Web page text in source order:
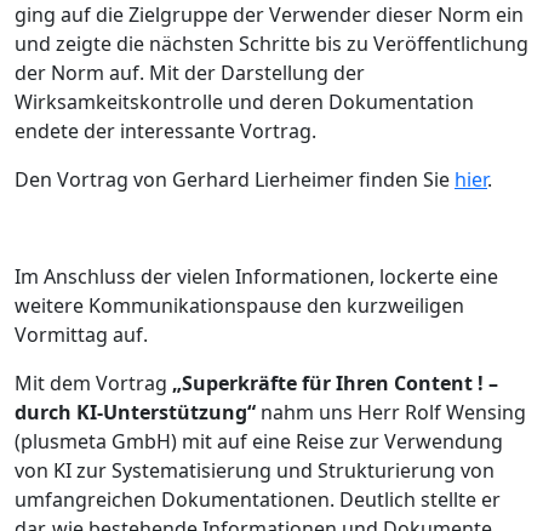
ging auf die Zielgruppe der Verwender dieser Norm ein
und zeigte die nächsten Schritte bis zu Veröffentlichung
der Norm auf. Mit der Darstellung der
Wirksamkeitskontrolle und deren Dokumentation
endete der interessante Vortrag.
Den Vortrag von Gerhard Lierheimer finden Sie hier.
Im Anschluss der vielen Informationen, lockerte eine
weitere Kommunikationspause den kurzweiligen
Vormittag auf.
Mit dem Vortrag „Superkräfte für Ihren Content ! –
durch KI-Unterstützung“ nahm uns Herr Rolf Wensing
(plusmeta GmbH) mit auf eine Reise zur Verwendung
von KI zur Systematisierung und Strukturierung von
umfangreichen Dokumentationen. Deutlich stellte er